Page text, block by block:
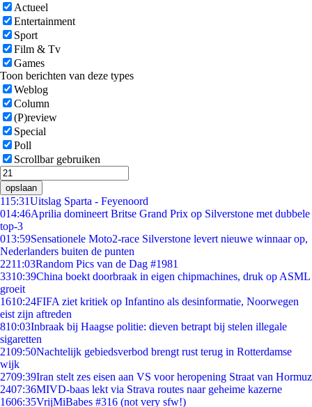
Actueel
Entertainment
Sport
Film & Tv
Games
Toon berichten van deze types
Weblog
Column
(P)review
Special
Poll
Scrollbar gebruiken
opslaan
115:31Uitslag Sparta - Feyenoord
014:46Aprilia domineert Britse Grand Prix op Silverstone met dubbele
top-3
013:59Sensationele Moto2-race Silverstone levert nieuwe winnaar op,
Nederlanders buiten de punten
2211:03Random Pics van de Dag #1981
3310:39China boekt doorbraak in eigen chipmachines, druk op ASML
groeit
1610:24FIFA ziet kritiek op Infantino als desinformatie, Noorwegen
eist zijn aftreden
810:03Inbraak bij Haagse politie: dieven betrapt bij stelen illegale
sigaretten
2109:50Nachtelijk gebiedsverbod brengt rust terug in Rotterdamse
wijk
2709:39Iran stelt zes eisen aan VS voor heropening Straat van Hormuz
2407:36MIVD-baas lekt via Strava routes naar geheime kazerne
1606:35VrijMiBabes #316 (not very sfw!)